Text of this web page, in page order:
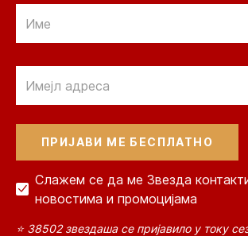
Слажем се да ме Звезда
новостима и промоцијама
⭐ 38502 звездаша се пријавило у току